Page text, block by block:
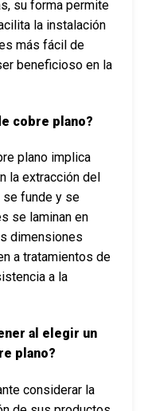
su forma permite
la instalación
más fácil de
beneficioso en la
cobre plano?
plano implica
la extracción del
se funde y se
se laminan en
dimensiones
a tratamientos de
a la
al elegir un
plano?
considerar la